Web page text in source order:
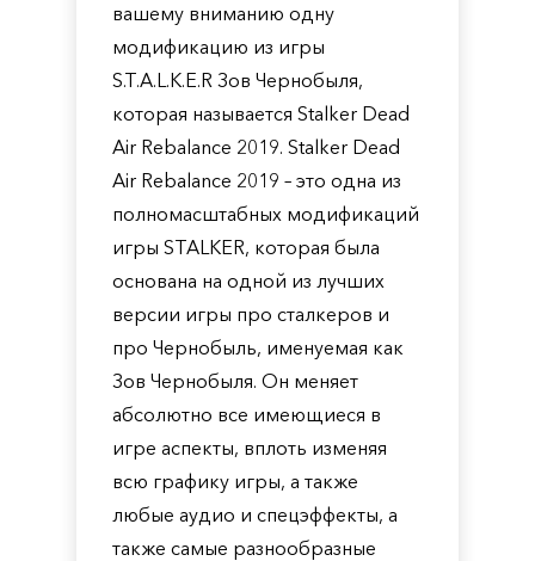
вашему вниманию одну
модификацию из игры
S.T.A.L.K.E.R Зов Чернобыля,
которая называется Stalker Dead
Air Rebalance 2019. Stalker Dead
Air Rebalance 2019 – это одна из
полномасштабных модификаций
игры STALKER, которая была
основана на одной из лучших
версии игры про сталкеров и
про Чернобыль, именуемая как
Зов Чернобыля. Он меняет
абсолютно все имеющиеся в
игре аспекты, вплоть изменяя
всю графику игры, а также
любые аудио и спецэффекты, а
также самые разнообразные